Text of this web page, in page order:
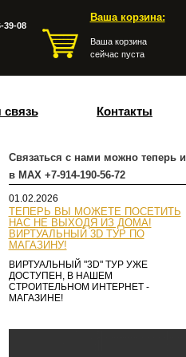
Ваша корзина:
Ваша корзина
сейчас пуста
39-08
связь Контакты
Связаться с нами можно теперь и
в MAX +7-914-190-56-72
01.02.2026
ТЕПЕРЬ ВЫ МОЖЕТЕ ПОСЕТИТЬ
НАС НЕ ВЫХОДЯ ИЗ ДОМА!
ВИРТУАЛЬНЫЙ 3D ТУР ПО
МАГАЗИНУ!
ВИРТУАЛЬНЫЙ "3D" ТУР УЖЕ
ДОСТУПЕН, В НАШЕМ
СТРОИТЕЛЬНОМ ИНТЕРНЕТ -
МАГАЗИНЕ!